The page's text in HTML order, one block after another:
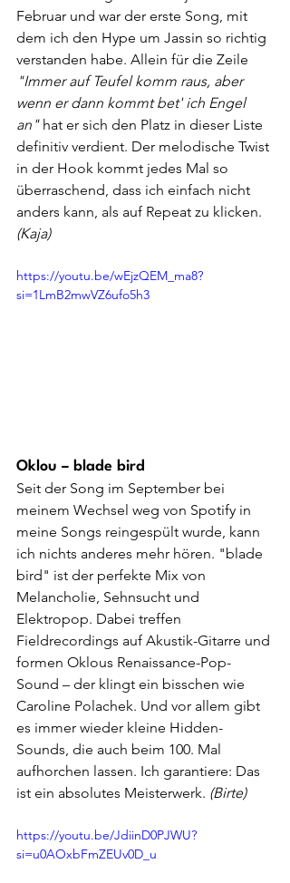
Februar und war der erste Song, mit
dem ich den Hype um Jassin so richtig
verstanden habe. Allein für die Zeile
"Immer auf Teufel komm raus, aber
wenn er dann kommt bet' ich Engel
an" hat er sich den Platz in dieser Liste
definitiv verdient. Der melodische Twist
in der Hook kommt jedes Mal so
überraschend, dass ich einfach nicht
anders kann, als auf Repeat zu klicken.
(Kaja)
https://youtu.be/wEjzQEM_ma8?
si=1LmB2mwVZ6ufo5h3
Oklou – blade bird
Seit der Song im September bei
meinem Wechsel weg von Spotify in
meine Songs reingespült wurde, kann
ich nichts anderes mehr hören. "blade
bird" ist der perfekte Mix von
Melancholie, Sehnsucht und
Elektropop. Dabei treffen
Fieldrecordings auf Akustik-Gitarre und
formen Oklous Renaissance-Pop-
Sound – der klingt ein bisschen wie
Caroline Polachek. Und vor allem gibt
es immer wieder kleine Hidden-
Sounds, die auch beim 100. Mal
aufhorchen lassen. Ich garantiere: Das
ist ein absolutes Meisterwerk. (Birte)
https://youtu.be/JdiinD0PJWU?
si=u0AOxbFmZEUv0D_u